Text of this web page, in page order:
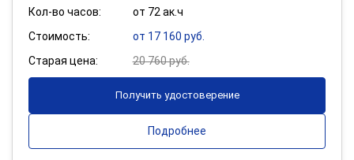
Кол-во часов:
от 72 ак.ч
Стоимость:
от 17 160 руб.
Старая цена:
20 760 руб.
Получить удостоверение
Подробнее